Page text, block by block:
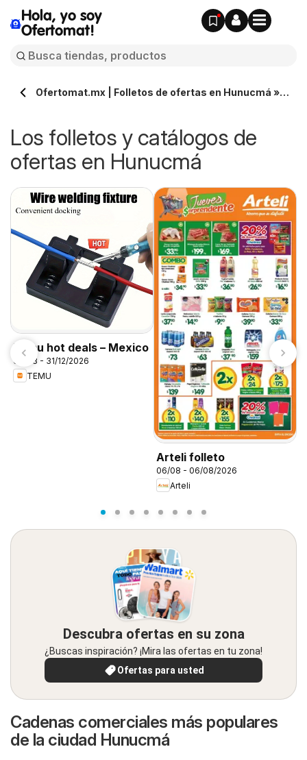
Hola, yo soy
Ofertomat!
Ofertomat.mx | Folletos de ofertas en Hunucmá »
Los folletos y catálogos de
ofertas en Hunucmá
Temu hot deals – Mexico
06/08 - 31/12/2026
TEMU
Arteli folleto
06/08 - 06/08/2026
Arteli
Descubra ofertas en su zona
¿Buscas inspiración? ¡Mira las ofertas en tu zona!
Ofertas para usted
Cadenas comerciales más populares
de la ciudad Hunucmá